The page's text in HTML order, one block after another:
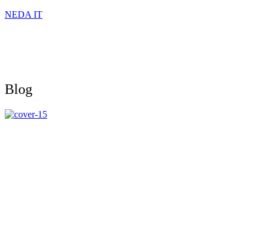
NEDA IT
Blog